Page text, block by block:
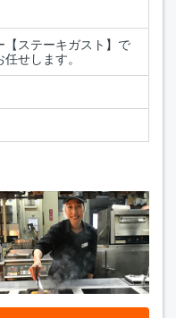
【ステーキガスト】で
せします。